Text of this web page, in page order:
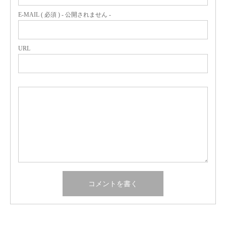
E-MAIL ( 必須 ) - 公開されません -
URL